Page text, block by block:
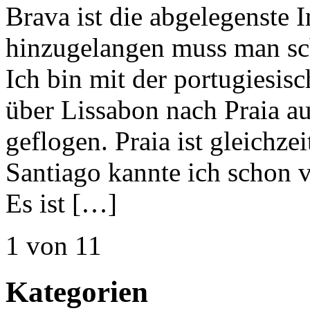
Brava ist die abgelegenste
hinzugelangen muss man
Ich bin mit der
über Lissabon nach Praia
geflogen. Praia ist
Santiago kannte ich schon
Es ist […]
1 von 11
Kategorien